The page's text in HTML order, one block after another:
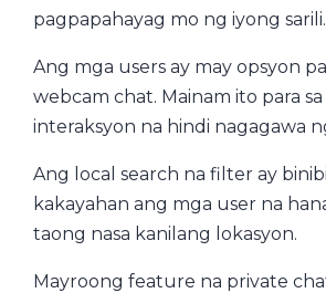
pagpapahayag mo ng iyong sarili.
Ang mga users ay may opsyon
webcam chat. Mainam ito para
interaksyon na hindi nagagawa
Ang local search na filter ay
kakayahan ang mga user na
taong nasa kanilang lokasyon.
Mayroong feature na private